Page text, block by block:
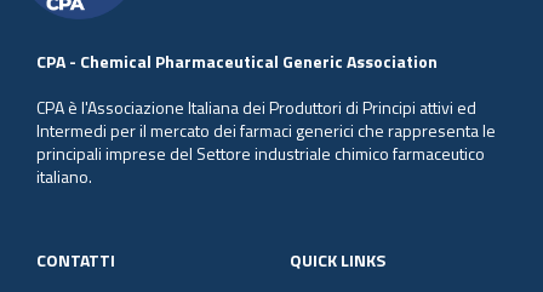
CPA - Chemical Pharmaceutical Generic Association
CPA è l'Associazione Italiana dei Produttori di Principi attivi ed
Intermedi per il mercato dei farmaci generici che rappresenta le
principali imprese del Settore industriale chimico farmaceutico
italiano.
CONTATTI
QUICK LINKS